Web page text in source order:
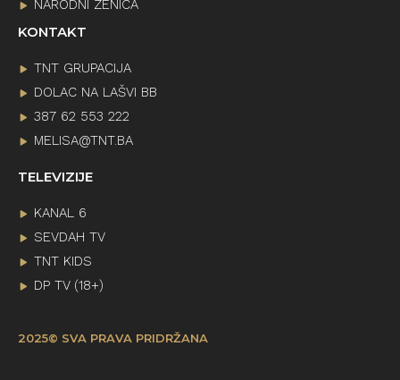
NARODNI ZENICA
KONTAKT
TNT GRUPACIJA
DOLAC NA LAŠVI BB
387 62 553 222
MELISA@TNT.BA
TELEVIZIJE
KANAL 6
SEVDAH TV
TNT KIDS
DP TV (18+)
2025© SVA PRAVA PRIDRŽANA